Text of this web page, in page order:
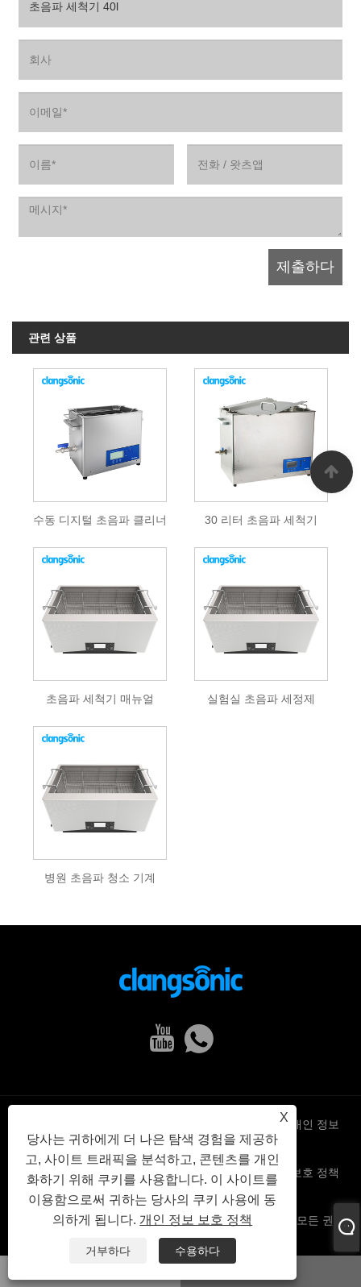
관련 상품
수동 디지털 초음파 클리너 30 리터 초음파 세척기
초음파 세척기 매뉴얼 실험실 초음파 세정제
병원 초음파 청소 기계
X
당사는 귀하에게 더 나은 탐색 경험을 제공하
고, 사이트 트래픽을 분석하고, 콘텐츠를 개인
화하기 위해 쿠키를 사용합니다. 이 사이트를
이용함으로써 귀하는 당사의 쿠키 사용에 동
의하게 됩니다. 개인 정보 보호 정책
거부하다
수용하다
개인 정보
보호 정책
저작권 © 2022 Yuhuan Clangsonic Ultrasonic Co., Ltd. 모든 권리
보유.